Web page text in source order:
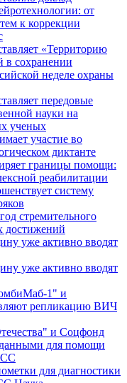
от
к коррекции
«Территорию
в сохранении
неделе охраны
передовые
науки на
ученых
участие во
диктанте
границы помощи:
реабилитации
систему
стремительного
достижений
уже активно вводят
уже активно вводят
1" и
репликацию ВИЧ
и Соцфонд
данными для помощи
для диагностики